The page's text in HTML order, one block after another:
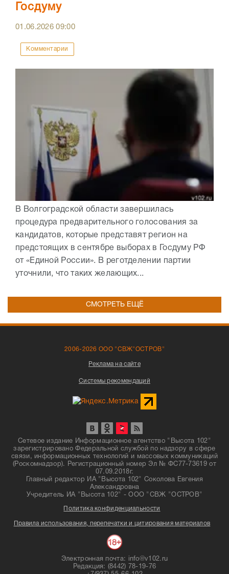
Госдуму
01.06.202609:00
Комментарии
В Волгоградской области завершилась
процедура предварительного голосования за
кандидатов, которые представят регион на
предстоящих в сентябре выборах в Госдуму РФ
от «Единой России». В реготделении партии
уточнили, что таких желающих...
СМОТРЕТЬ ЕЩЁ
2006-2026 ООО "СВЖ"ОСТРОВ"
Реклама на сайте
Системы рекомендаций
Сетевое издание Информационное агентство "Высота 102"
зарегистрировано Федеральной службой по надзору в сфере
связи, информационных технологий и массовых коммуникаций
(Роскомнадзор). Регистрационный номер Эл № ФС77-73619 от
07.09.2018г.
Главный редактор ИА "Высота 102" Соколова Евгения
Александровна
Учредитель ИА "Высота 102" - ООО "СВЖ "ОСТРОВ"
Политика конфиденциальности
Правила использования, перепечатки и цитирования материалов
Электронная почта: info@v102.ru
Редакция: (8442) 78-19-76